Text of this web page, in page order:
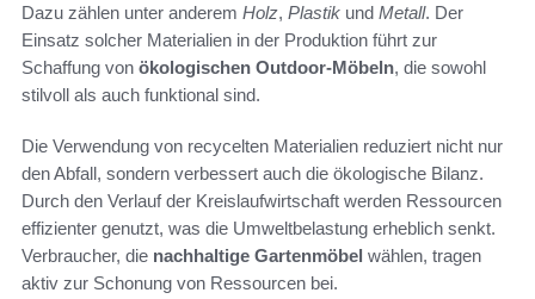
Dazu zählen unter anderem Holz, Plastik und Metall. Der
Einsatz solcher Materialien in der Produktion führt zur
Schaffung von ökologischen Outdoor-Möbeln, die sowohl
stilvoll als auch funktional sind.
Die Verwendung von recycelten Materialien reduziert nicht nur
den Abfall, sondern verbessert auch die ökologische Bilanz.
Durch den Verlauf der Kreislaufwirtschaft werden Ressourcen
effizienter genutzt, was die Umweltbelastung erheblich senkt.
Verbraucher, die nachhaltige Gartenmöbel wählen, tragen
aktiv zur Schonung von Ressourcen bei.